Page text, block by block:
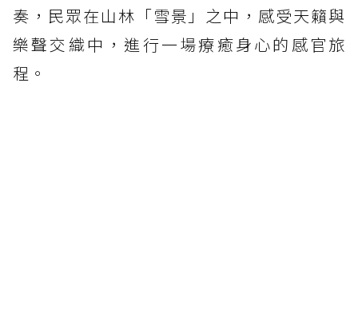
奏，民眾在山林「雪景」之中，感受天籟與
樂聲交織中，進行一場療癒身心的感官旅
程。